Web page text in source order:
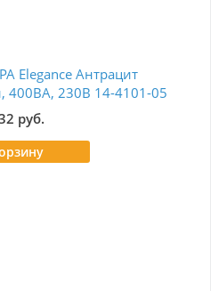
Elegance Антрацит
400ВА, 230В 14-4101-05
руб.